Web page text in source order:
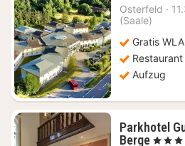
Osterfeld ·
(Saale)
Gratis
Restaurant
Aufzug
Parkhotel
Berge1
, 4